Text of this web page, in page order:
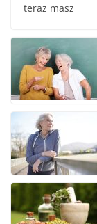
teraz masz